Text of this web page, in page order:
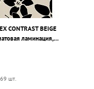
CONTRAST BEIGE
ламинация,
шт.